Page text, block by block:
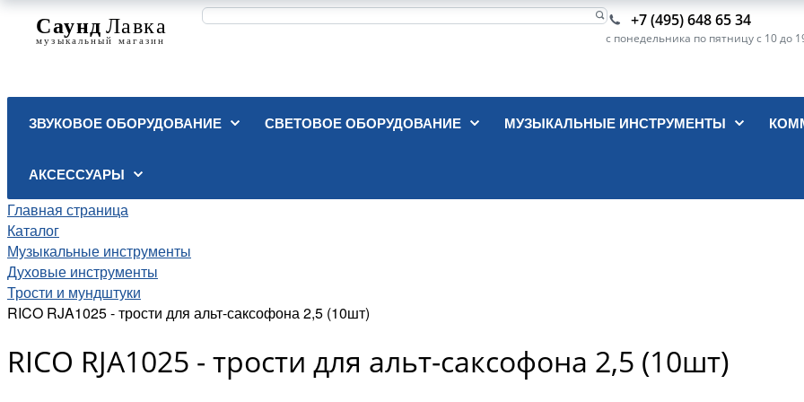
+7 (495) 648 65 34
с понедельника по пятницу с 10 до
ЗВУКОВОЕ ОБОРУДОВАНИЕ СВЕТОВОЕ ОБОРУДОВАНИЕ МУЗЫКАЛЬНЫЕ ИНСТРУМЕНТЫ
АКСЕССУАРЫ
Главная страница
Каталог
Музыкальные инструменты
Духовые инструменты
Трости и мундштуки
RICO RJA1025 - трости для альт-саксофона 2,5 (10шт)
RICO RJA1025 - трости для альт-саксофона 2,5 (10шт)